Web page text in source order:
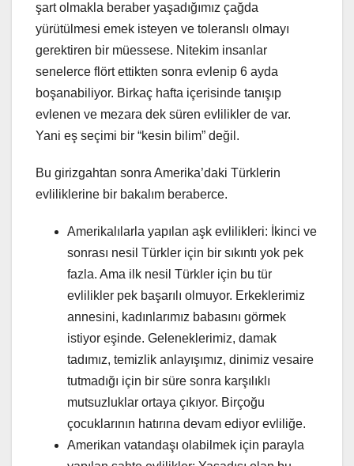
şart olmakla beraber yaşadığımız çağda
yürütülmesi emek isteyen ve toleranslı olmayı
gerektiren bir müessese. Nitekim insanlar
senelerce flört ettikten sonra evlenip 6 ayda
boşanabiliyor. Birkaç hafta içerisinde tanışıp
evlenen ve mezara dek süren evlilikler de var.
Yani eş seçimi bir “kesin bilim” değil.
Bu girizgahtan sonra Amerika’daki Türklerin
evliliklerine bir bakalım beraberce.
Amerikalılarla yapılan aşk evlilikleri: İkinci ve
sonrası nesil Türkler için bir sıkıntı yok pek
fazla. Ama ilk nesil Türkler için bu tür
evlilikler pek başarılı olmuyor. Erkeklerimiz
annesini, kadınlarımız babasını görmek
istiyor eşinde. Geleneklerimiz, damak
tadımız, temizlik anlayışımız, dinimiz vesaire
tutmadığı için bir süre sonra karşılıklı
mutsuzluklar ortaya çıkıyor. Birçoğu
çocuklarının hatırına devam ediyor evliliğe.
Amerikan vatandaşı olabilmek için parayla